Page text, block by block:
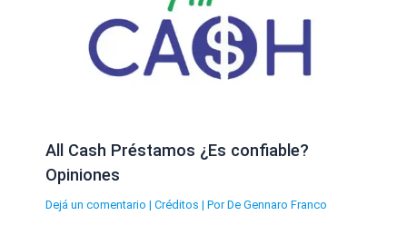
All Cash Préstamos ¿Es confiable?
Opiniones
Dejá un comentario | Créditos | Por De Gennaro Franco